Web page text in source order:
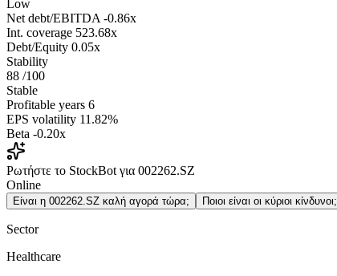
Low
Net debt/EBITDA -0.86x
Int. coverage 523.68x
Debt/Equity 0.05x
Stability
88 /100
Stable
Profitable years 6
EPS volatility 11.82%
Beta -0.20x
Ρωτήστε το StockBot για 002262.SZ
Online
Είναι η 002262.SZ καλή αγορά τώρα; Ποιοι είναι οι κύριοι κίνδυνοι;
Sector
Healthcare